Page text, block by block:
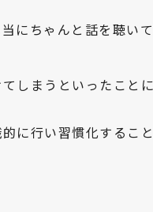
にちゃんと話を聴い
しまうといったことに
に行い習慣化するこ